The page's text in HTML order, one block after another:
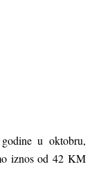
u oktobru,
iznos od 42 KM